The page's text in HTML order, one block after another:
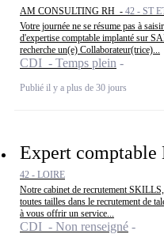
AM CONSULTING RH - 42 - ST
Votre journée ne se résume pas à
d'expertise comptable implanté sur
recherche un(e) Collaborateur(trice)...
CDI - Temps plein
Publié il y a plus de 30 jours
Expert
42 - LOIRE
Notre cabinet de recrutement
toutes tailles dans le recrutement de
à vous offrir un service...
CDI - Non renseigné